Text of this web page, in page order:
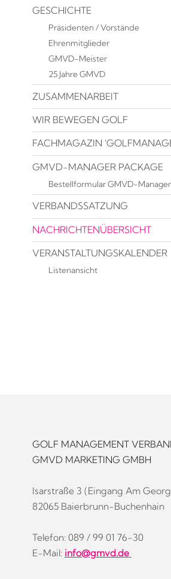
GESCHICHTE
Präsidenten / Vorstände
Ehrenmitglieder
GMVD-Meister
25 Jahre GMVD
ZUSAMMENARBEIT
WIR BEWEGEN GOLF
FACHMAGAZIN
GMVD-MANAGER PACKAGE
Bestellformular GMVD-
VERBANDSSATZUNG
NACHRICHTENÜBERSICHT
VERANSTALTUNGSKALENDER
Listenansicht
GOLF MANAGEMENT
GMVD MARKETING GMBH
Isarstraße 3 (Eingang Am
82065 Baierbrunn-Buchenhain
Telefon: 089 / 99 01 76-30
E-Mail: info@gmvd.de